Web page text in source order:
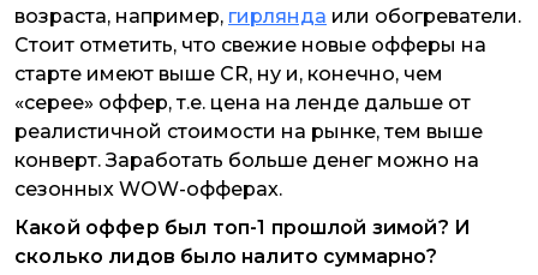
возраста, например, гирлянда или обогреватели.
Стоит отметить, что свежие новые офферы на
старте имеют выше CR, ну и, конечно, чем
«серее» оффер, т.е. цена на ленде дальше от
реалистичной стоимости на рынке, тем выше
конверт. Заработать больше денег можно на
сезонных WOW-офферах.
Какой оффер был топ-1 прошлой зимой? И
сколько лидов было налито суммарно?